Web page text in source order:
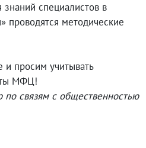
специалистов в
проводятся методические
и просим учитывать
МФЦ!
по связям с общественностью